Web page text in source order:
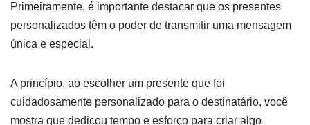
Primeiramente, é importante destacar que os presentes
personalizados têm o poder de transmitir uma mensagem
única e especial.
A princípio, ao escolher um presente que foi
cuidadosamente personalizado para o destinatário, você
mostra que dedicou tempo e esforço para criar algo